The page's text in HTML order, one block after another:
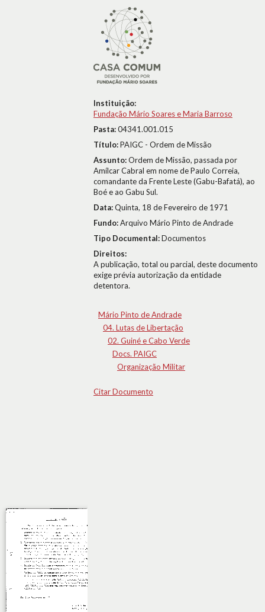
Instituição:
Fundação Mário Soares e Maria Barroso
Pasta:04341.001.015
Título:PAIGC - Ordem de Missão
Assunto:Ordem de Missão, passada por
Amílcar Cabral em nome de Paulo Correia,
comandante da Frente Leste (Gabu-Bafatá), ao
Boé e ao Gabu Sul.
Data:Quinta, 18 de Fevereiro de 1971
Fundo:Arquivo Mário Pinto de Andrade
Tipo Documental:Documentos
Direitos:
A publicação, total ou parcial, deste documento
exige prévia autorização da entidade
detentora.
Mário Pinto de Andrade
04. Lutas de Libertação
02. Guiné e Cabo Verde
Docs. PAIGC
Organização Militar
Citar Documento